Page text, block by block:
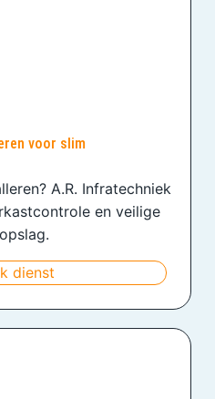
voor slim
A.R. Infratechniek
en veilige
dienst